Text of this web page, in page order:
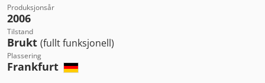
Produksjonsår
2006
Tilstand
Brukt (fullt funksjonell)
Plassering
Frankfurt